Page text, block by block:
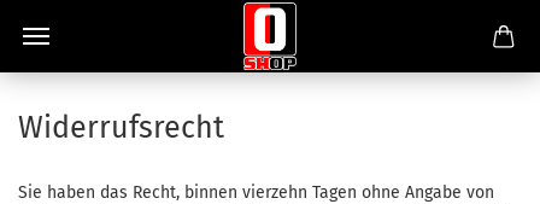
Widerrufsrecht
Sie haben das Recht, binnen vierzehn Tagen ohne Angabe von